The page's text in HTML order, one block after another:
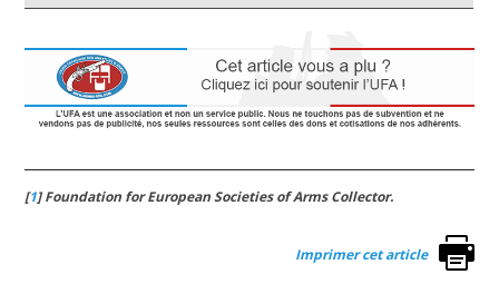
[1]Foundation for European Societies of Arms Collector.
Imprimer cet article